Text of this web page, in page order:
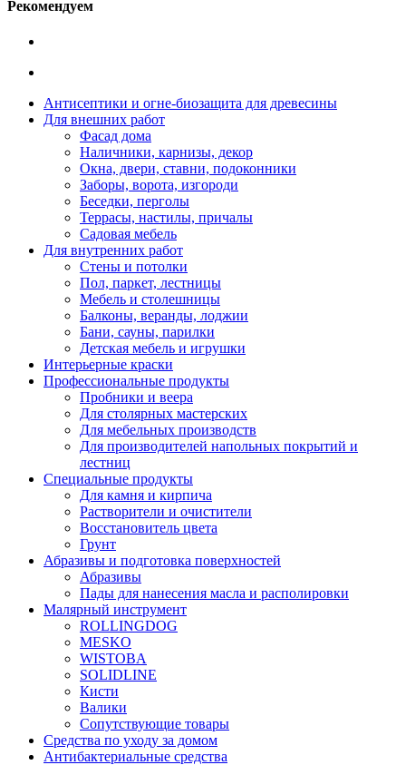
Рекомендуем
Антисептики и огне-биозащита для древесины
Для внешних работ
Фасад дома
Наличники, карнизы, декор
Окна, двери, ставни, подоконники
Заборы, ворота, изгороди
Беседки, перголы
Террасы, настилы, причалы
Садовая мебель
Для внутренних работ
Стены и потолки
Пол, паркет, лестницы
Мебель и столешницы
Балконы, веранды, лоджии
Бани, сауны, парилки
Детская мебель и игрушки
Интерьерные краски
Профессиональные продукты
Пробники и веера
Для столярных мастерских
Для мебельных производств
Для производителей напольных покрытий и
лестниц
Специальные продукты
Для камня и кирпича
Растворители и очистители
Восстановитель цвета
Грунт
Абразивы и подготовка поверхностей
Абразивы
Пады для нанесения масла и располировки
Малярный инструмент
ROLLINGDOG
MESKO
WISTOBA
SOLIDLINE
Кисти
Валики
Сопутствующие товары
Средства по уходу за домом
Антибактериальные средства